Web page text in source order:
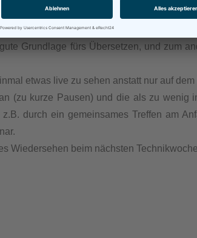
Es war doch eine große
ein paar Stunden meist nicht.
Grundlage fürs Übersetzen, und zum
etwas live zu sehen anstatt nur auf
(zu kurze Pausen) und die als zu wenig
durch ein gemeinsames Treffen am
Wiedersehen beim nächsten